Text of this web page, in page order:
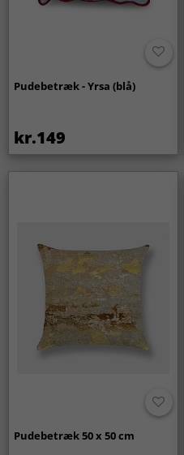
Pudebetræk - Yrsa (blå)
kr.149
Pudebetræk 50 x 50 cm